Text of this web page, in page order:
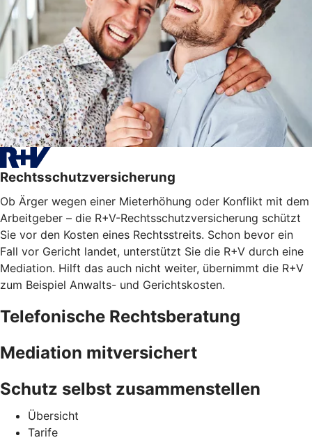
Rechtsschutzversicherung
Ob Ärger wegen einer Mieterhöhung oder Konflikt mit dem
Arbeitgeber – die R+V-Rechtsschutzversicherung schützt
Sie vor den Kosten eines Rechtsstreits. Schon bevor ein
Fall vor Gericht landet, unterstützt Sie die R+V durch eine
Mediation. Hilft das auch nicht weiter, übernimmt die R+V
zum Beispiel Anwalts- und Gerichtskosten.
Telefonische Rechtsberatung
Mediation mitversichert
Schutz selbst zusammenstellen
Übersicht
Tarife